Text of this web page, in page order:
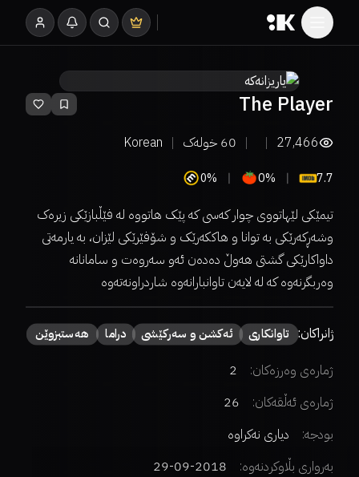
The Player
27,466
60 خولەک Korean
7.7
0%
0%
تیمێکی لێهاتووی چوار کەسی کە پێک هاتووە لە فێڵبازێکی زیرەک
وشەڕکەرێکی بە توانا و هاککەرێک و شۆفێرێکی لێزان، بە یارمەتی
داواکارێکی گشتی هەوڵ دەدەن ئەو سەروەت و سامانانە
وەربگرنەوە کە لە لایەن تاوانبارانەوە شاردراونەتەوە
ژانراکان: تاوانکاری ئەکشن و سەرکێشی دراما هەستبزوێن
ژمارەی وەرزەکان:
2
ژمارەی ئەڵقەکان:
26
بودجە:
دیاری نەکراوە
بەرواری بڵاوکردنەوە:
2018-09-29